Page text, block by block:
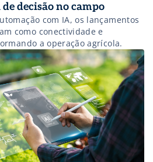
decisão no campo
com IA, os lançamentos
como conectividade e
a operação agrícola.